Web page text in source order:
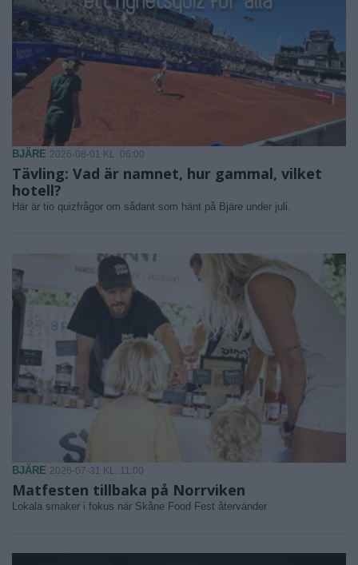
BJÄRE 2026-08-01 KL. 06:00
Tävling: Vad är namnet, hur gammal, vilket
hotell?
Här är tio quizfrågor om sådant som hänt på Bjäre under juli.
BJÄRE 2026-07-31 KL. 11:00
Matfesten tillbaka på Norrviken
Lokala smaker i fokus när Skåne Food Fest återvänder